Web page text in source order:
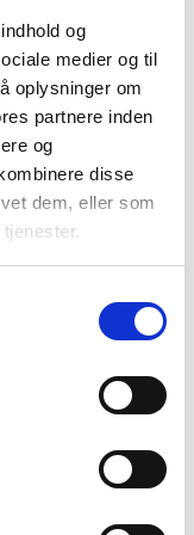
og
medier og til
oplysninger om
partnere inden
og
disse
dem, eller som
– Sea to
Mat – Large
oprindeligeaktuelle
pris
1.799 kr.